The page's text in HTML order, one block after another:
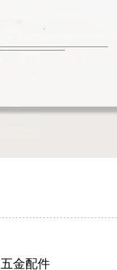
五金配件